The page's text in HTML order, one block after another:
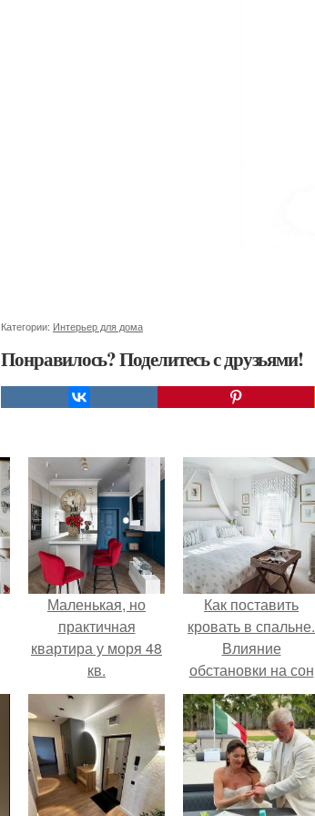
Категории: Интерьер для дома
Понравилось? Поделитесь с друзьями!
Маленькая, но
практичная
квартира у моря 48
кв.
Как поставить
кровать в спальне.
Влияние
обстановки на сон